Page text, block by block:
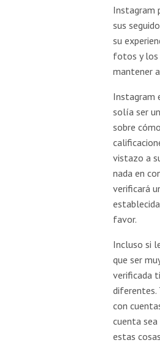
Instagram
sus
su
fotos y los
mantener
Instagram
solía ser
sobre
vistazo a
nada en
verificará
favor.
Incluso si
que ser
verificada
diferentes.
con
cuenta
estas